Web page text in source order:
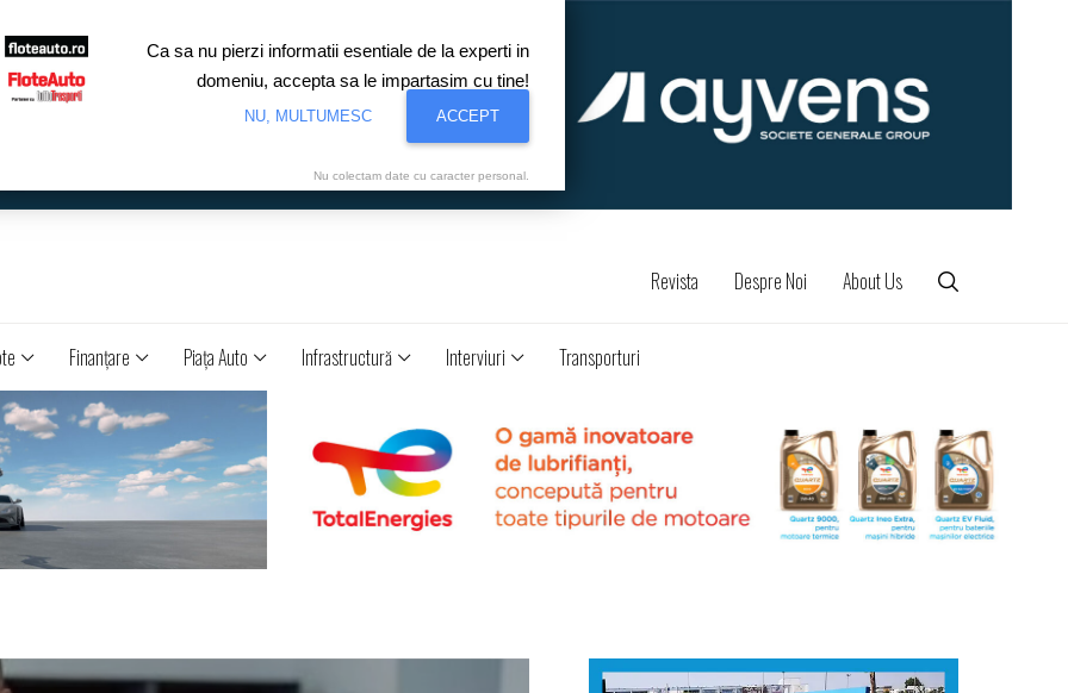
Revista Despre Noi About Us
Finanţare Piaţa Auto Infrastructură Interviuri Transporturi
Ca sa nu pierzi informatii esentiale de la experti in
domeniu, accepta sa le impartasim cu tine!
NU, MULTUMESC ACCEPT
Nu colectam date cu caracter personal.